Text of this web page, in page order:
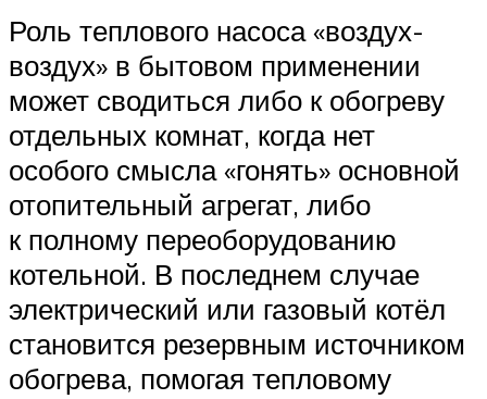
Роль теплового насоса «воздух-
воздух» в бытовом применении
может сводиться либо к обогреву
отдельных комнат, когда нет
особого смысла «гонять» основной
отопительный агрегат, либо
к полному переоборудованию
котельной. В последнем случае
электрический или газовый котёл
становится резервным источником
обогрева, помогая тепловому